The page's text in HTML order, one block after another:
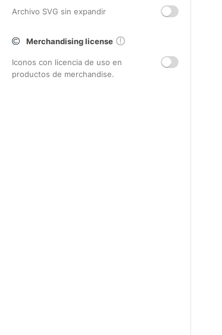
Archivo SVG sin expandir
Merchandising license
Iconos con licencia de uso en
productos de merchandise.